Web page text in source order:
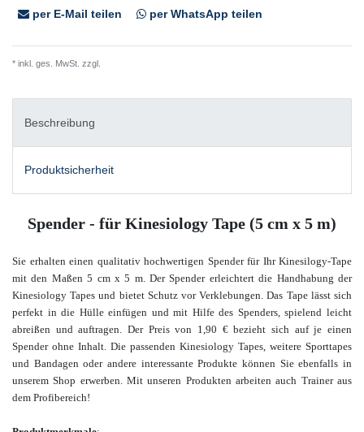
per E-Mail teilen per WhatsApp teilen
* inkl. ges. MwSt. zzgl.
Beschreibung
Produktsicherheit
Spender - für Kinesiology Tape (5 cm x 5 m)
Sie erhalten einen qualitativ hochwertigen Spender für Ihr Kinesilogy-Tape
mit den Maßen 5 cm x 5 m. Der Spender erleichtert die Handhabung der
Kinesiology Tapes und bietet Schutz vor Verklebungen. Das Tape lässt sich
perfekt in die Hülle einfügen und mit Hilfe des Spenders, spielend leicht
abreißen und auftragen. Der Preis von 1,90 € bezieht sich auf je einen
Spender ohne Inhalt. Die passenden Kinesiology Tapes, weitere Sporttapes
und Bandagen oder andere interessante Produkte können Sie ebenfalls in
unserem Shop erwerben.Mit unseren Produkten arbeiten auch Trainer aus
dem Profibereich!